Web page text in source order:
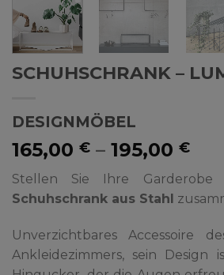
SCHUHSCHRANK –
DESIGNMÖBEL
165,00 € – 195,00 €
Stellen Sie Ihre
Schuhschrank aus Stahl
Unverzichtbares Accessoire
Ankleidezimmers, sein Design